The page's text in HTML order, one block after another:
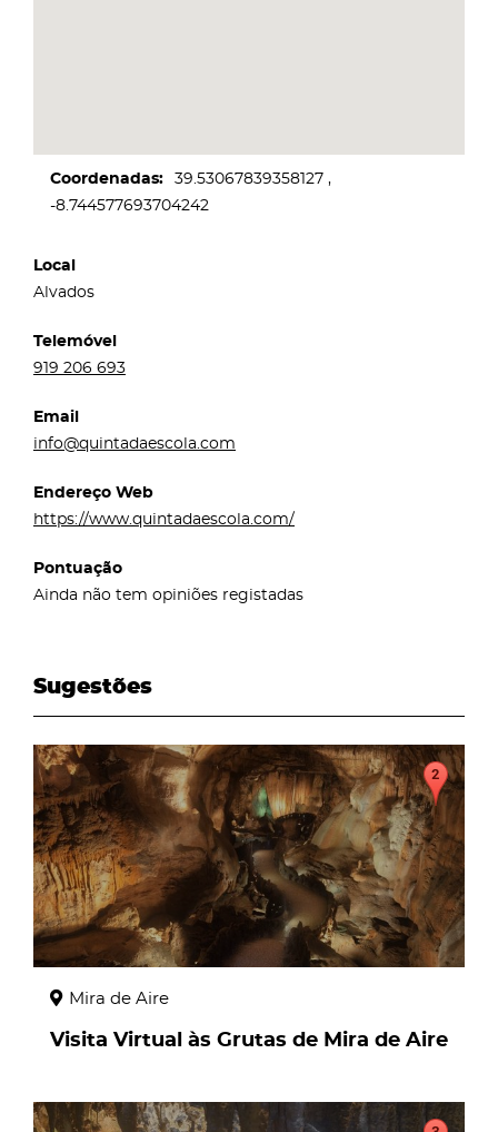
Coordenadas
39.53067839358127
-8.744577693704242
Local
Alvados
Telemóvel
919 206 693
Email
info@quintadaescola.com
Endereço Web
https://www.quintadaescola.com/
Pontuação
Ainda não tem opiniões registadas
Sugestões
page
Mira de Aire
Visita Virtual às Grutas de Mira de Aire
page